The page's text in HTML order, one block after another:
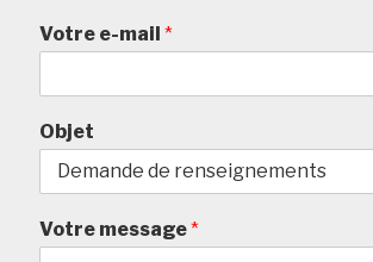
Votre e-mail *
Objet
Votre message*